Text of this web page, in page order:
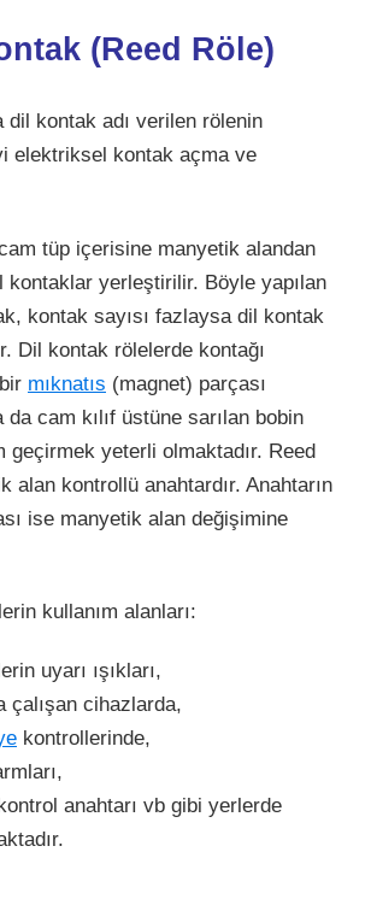
(Reed Röle)
dil kontak adı verilen rölenin
elektriksel kontak açma ve
tüp içerisine manyetik alandan
kontaklar yerleştirilir. Böyle yapılan
kontak sayısı fazlaysa dil kontak
Dil kontak rölelerde kontağı
mıknatıs (magnet) parçası
da cam kılıf üstüne sarılan bobin
geçirmek yeterli olmaktadır. Reed
alan kontrollü anahtardır. Anahtarın
ise manyetik alan değişimine
kullanım alanları:
uyarı ışıkları,
çalışan cihazlarda,
kontrollerinde,
anahtarı vb gibi yerlerde